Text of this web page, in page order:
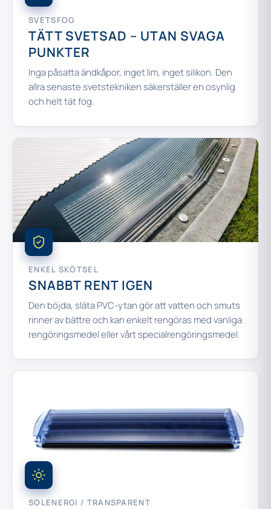
SVETSFOG
TÄTT SVETSAD – UTAN SVAGA
PUNKTER
Inga påsatta ändkåpor, inget lim, inget silikon. Den
allra senaste svetstekniken säkerställer en osynlig
och helt tät fog.
ENKEL SKÖTSEL
SNABBT RENT IGEN
Den böjda, släta PVC-ytan gör att vatten och smuts
rinner av bättre och kan enkelt rengöras med vanliga
rengöringsmedel eller vårt specialrengöringsmedel.
SOLENERGI / TRANSPARENT